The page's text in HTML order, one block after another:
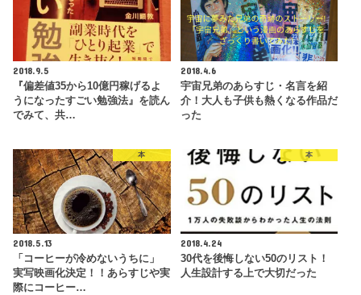
2018.9.5
『偏差値35から10億円稼げるよ
うになったすごい勉強法』を読ん
でみて、共…
2018.4.6
宇宙兄弟のあらすじ・名言を紹
介！大人も子供も熱くなる作品だ
った
本
2018.5.13
「コーヒーが冷めないうちに」
実写映画化決定！！あらすじや実
際にコーヒー…
本
2018.4.24
30代を後悔しない50のリスト！
人生設計する上で大切だった